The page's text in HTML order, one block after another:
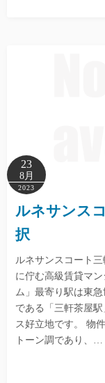
23
8月
2023
ルネサンス
択
ルネサンスコート
に佇む高級賃貸マ
ム」最寄り駅は東
である「三軒茶屋
ス好立地です。 物
トーン調であり、…